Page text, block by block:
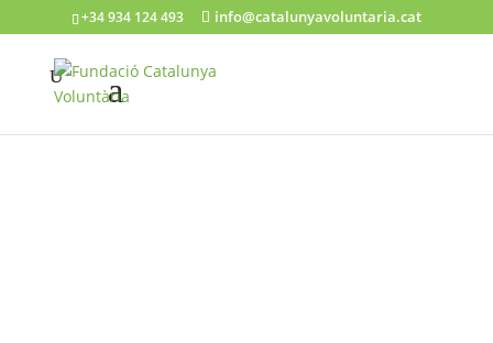
+34 934 124 493 info@catalunyavoluntaria.cat